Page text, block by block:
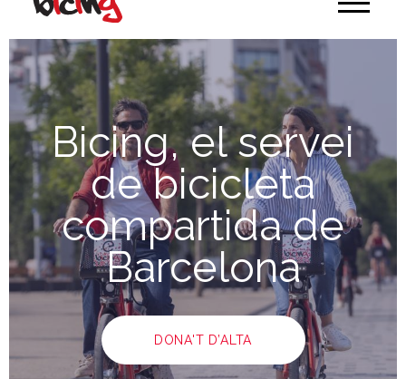
Bicing, el servei
de bicicleta
compartida de
Barcelona
DONA'T D’ALTA